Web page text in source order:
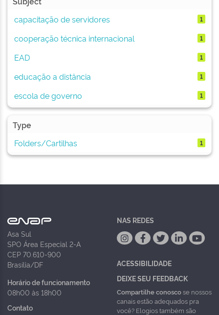
capacitação de servidores
1
cooperação técnica internacional 1
EAD 1
educação a distância 1
escola de governo 1
Type
Folders/Cartilhas
1
Asa Sul
SPO Área Especial 2-A
CEP 70.610-900
Brasília/DF
Horário de funcionamento
08h00 às 18h00
Contato
NAS REDES
ACESSIBILIDADE
DEIXE SEU FEEDBACK
Compartilhe conoscose nossos
canais estão adequados pra
você? Elogios também são